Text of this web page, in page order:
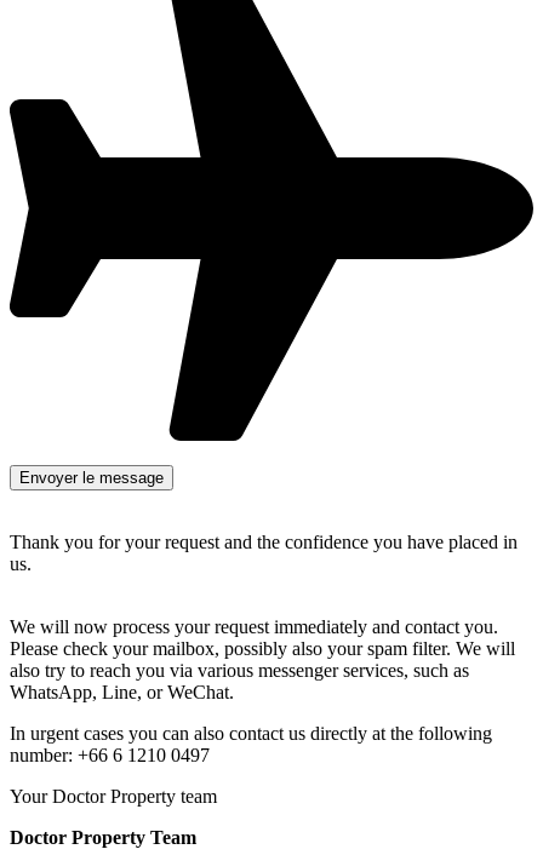
Thank you for your request and the confidence you have placed in
us.
We will now process your request immediately and contact you.
Please check your mailbox, possibly also your spam filter. We will
also try to reach you via various messenger services, such as
WhatsApp, Line, or WeChat.
In urgent cases you can also contact us directly at the following
number: +66 6 1210 0497
Your Doctor Property team
Doctor Property Team